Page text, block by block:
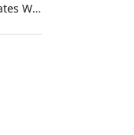
Power Integrations Demonstrates World’s First 2200 V GaN Technology for Next-Era High-Voltage Power Systems